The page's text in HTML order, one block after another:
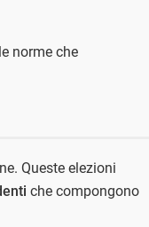
norme che
Queste elezioni
che compongono